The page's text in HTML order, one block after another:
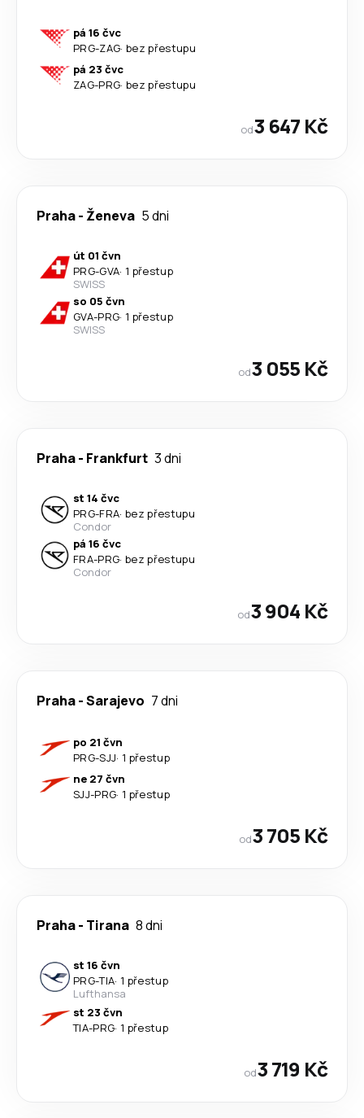
pá 16 čvc
PRG-ZAG· bez přestupu
pá 23 čvc
ZAG-PRG· bez přestupu
od3 647 Kč
Praha- Ženeva 5 dni
út 01 čvn
PRG-GVA· 1 přestup
SWISS
so 05 čvn
GVA-PRG· 1 přestup
SWISS
od3 055 Kč
Praha- Frankfurt 3 dni
st 14 čvc
PRG-FRA· bez přestupu
Condor
pá 16 čvc
FRA-PRG· bez přestupu
Condor
od3 904 Kč
Praha-Sarajevo 7 dni
po 21 čvn
PRG-SJJ· 1 přestup
ne 27 čvn
SJJ-PRG· 1 přestup
od3 705 Kč
Praha- Tirana 8 dni
st 16 čvn
PRG-TIA· 1 přestup
Lufthansa
st 23 čvn
TIA-PRG· 1 přestup
od3 719 Kč